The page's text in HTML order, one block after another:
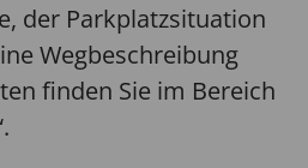
der Parkplatzsituation
Wegbeschreibung
finden Sie im Bereich